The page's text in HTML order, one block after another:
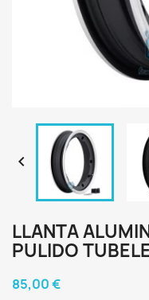

LLANTA
PULIDO
85,00 €